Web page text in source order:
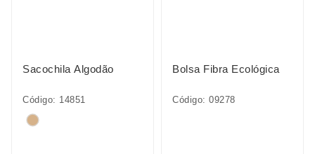
Sacochila Algodão
Código: 14851
Bolsa Fibra Ecológica
Código: 09278